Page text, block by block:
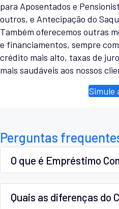
para Aposentados e
outros, e Antecipação do
Também oferecemos outras
e financiamentos, sempre
crédito mais alto, taxas de
mais saudáveis aos nossos
Simule
Perguntas
O que é Empréstimo
Quais as diferenças do